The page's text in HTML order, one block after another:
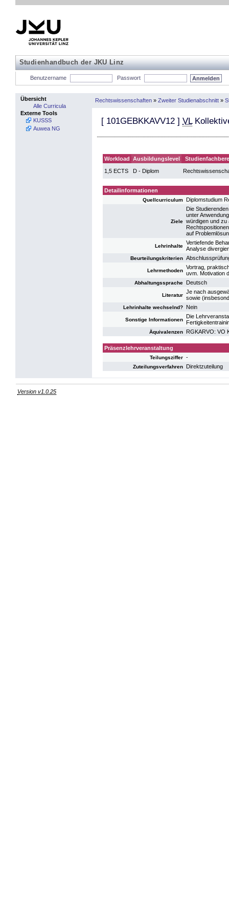
Studienhandbuch der JKU Linz
Benutzername Passwort
Übersicht
Alle Curricula
Externe Tools
KUSSS
Auwea NG
Rechtswissenschaften » Zweiter Studienabschnitt »
[ 101GEBKKAVV12 ] VL
Workload Ausbildungslevel
1,5 ECTS
D - Diplom
Detailinformationen
Quellcurriculum Diplomstudium
Ziele
Die
unter
würdigen und zu
auf
Lehrinhalte
Vertiefende
Analyse
Beurteilungskriterien
Lehrmethoden
Vortrag,
uvm. Motivation
Abhaltungssprache Deutsch
Literatur
Je nach
sowie
Lehrinhalte wechselnd? Nein
Sonstige Informationen
Die
Äquivalenzen RGKARVO: VO
Präsenzlehrveranstaltung
Teilungsziffer -
Zuteilungsverfahren Direktzuteilung
Version v1.0.25